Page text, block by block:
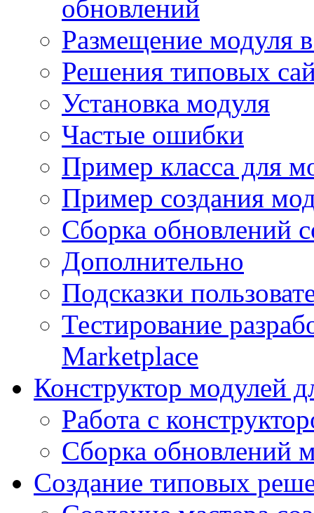
обновлений
Размещение модуля
Решения типовых
Установка модуля
Частые ошибки
Пример класса для
Пример создания
Сборка обновлений
Дополнительно
Подсказки
Тестирование
Marketplace
Конструктор модулей
Работа с
Сборка обновлений
Создание типовых